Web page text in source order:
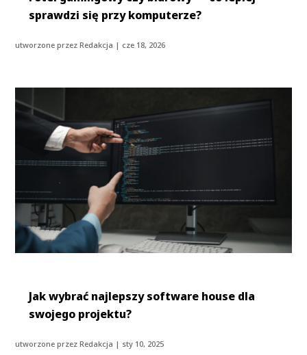
sprawdzi się przy komputerze?
utworzone przezRedakcja | cze 18, 2026
Jak wybrać najlepszy software house dla
swojego projektu?
utworzone przezRedakcja | sty 10, 2025